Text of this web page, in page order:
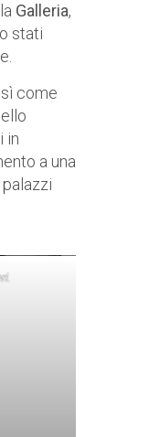
Galleria,
stati
come
in
a una